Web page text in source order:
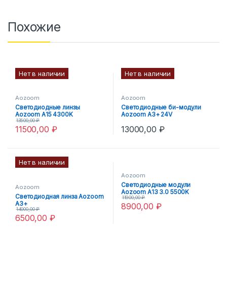
Похожие
Нет в наличии
Aozoom
Светодиодные линзы
Aozoom A15 4300K
11500,00 ₽
13500,00₽
Нет в наличии
Aozoom
Светодиодные би-модули
Aozoom A3+ 24V
13000,00 ₽
Нет в наличии
Aozoom
Светодиодная линза Aozoom
A3+
6500,00 ₽
14000,00₽
Aozoom
Светодиодные модули
Aozoom A13 3.0 5500K
8900,00 ₽
11900,00₽